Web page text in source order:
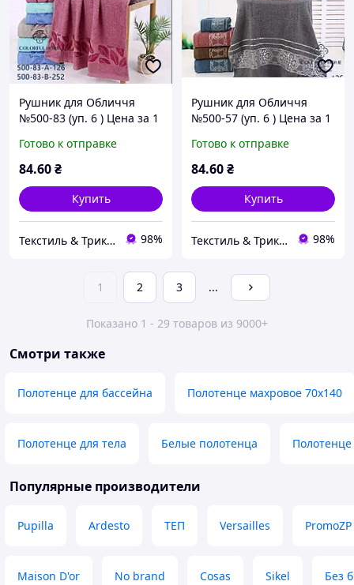
Рушник для Обличчя
№500-83 (уп. 6 ) Цена за 1
Готово к отправке
84.60₴
Купить
Текстиль & Трикотаж — текстиль для всей семьи 98%
Рушник для Обличчя
№500-57 (уп. 6 ) Цена за 1
Готово к отправке
84.60₴
Купить
Текстиль & Трикотаж — текстиль для всей семьи 98%
1 2 3 ...
Показано 1 - 29 товаров из 9000+
Смотри также
Полотенце для бассейна Полотенце махровое 70х140
Полотенце для тела Белые полотенца
Популярные производители
Pupilla Ardesto ТЕП Versailles PromoZP
Maison D'or No brand Cosas Sikel Без